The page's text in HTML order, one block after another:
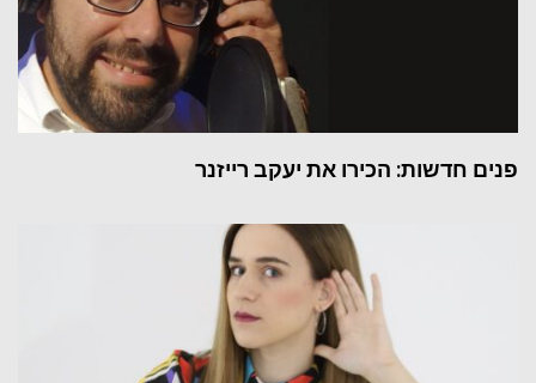
פנים חדשות: הכירו את יעקב רייזנר